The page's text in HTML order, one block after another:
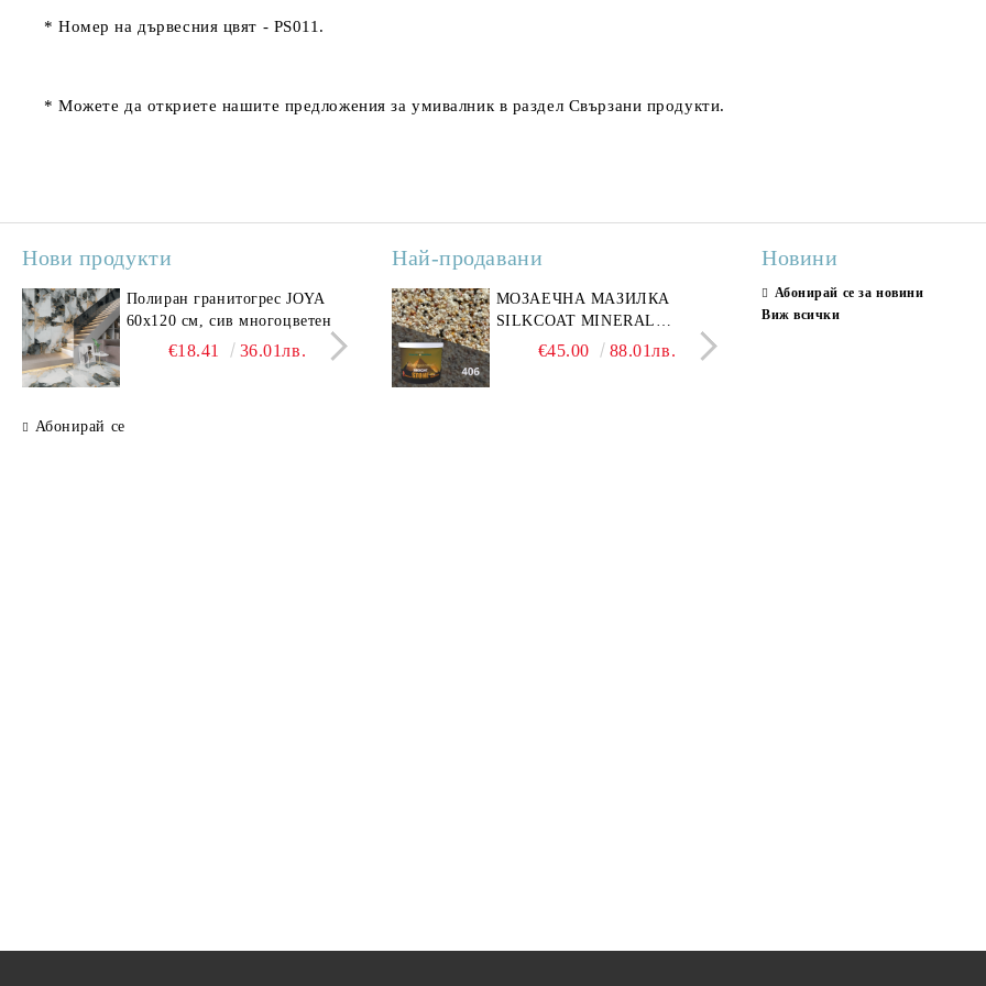
* Номер на дървесния цвят - PS011.
* Можете да откриете нашите предложения за умивалник в раздел Свързани продукти.
Нови продукти
Полиран гранитогрес JOYA
60x120 см, сив многоцветен
€18.41 36.01лв.
Полиран гранитогрес
SAVONA GREY 60x120 см,
светло сив мрамор
€22.50 44.01лв.
Гранитогрес LESY GREY
GOLD 60х120см, тип
Абонирай се
Най-продавани
МОЗАЕЧНА МАЗИЛКА
SILKCOAT MINERAL
PLASTER STONE, СИТЕН
€45.00 88.01лв.
СТЕННИ ПЛОЧКИ
30X90CM, ГЛАНЦ
Новини
Абонирай се за новини
Виж всички